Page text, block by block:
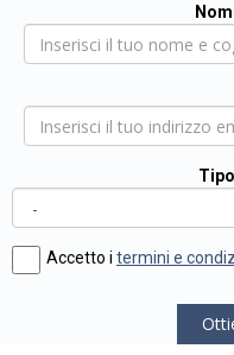
Accetto i termini e